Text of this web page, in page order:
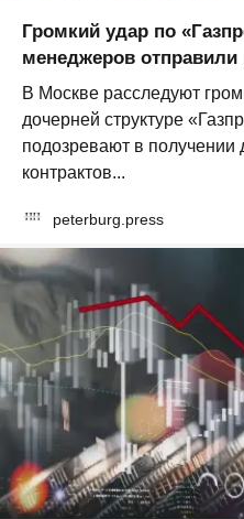
Громкий удар по
менеджеров отправили
В Москве расследуют
дочерней структуре
подозревают в получении
контрактов...
peterburg.press